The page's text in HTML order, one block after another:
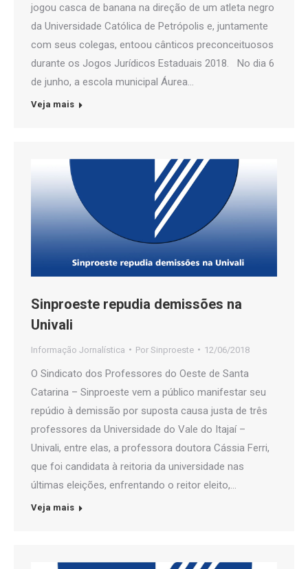
jogou casca de banana na direção de um atleta negro
da Universidade Católica de Petrópolis e, juntamente
com seus colegas, entoou cânticos preconceituosos
durante os Jogos Jurídicos Estaduais 2018. No dia 6
de junho, a escola municipal Áurea…
Veja mais
Sinproeste repudia demissões na
Univali
Informação Jornalística Por Sinproeste 12/06/2018
O Sindicato dos Professores do Oeste de Santa
Catarina – Sinproeste vem a público manifestar seu
repúdio à demissão por suposta causa justa de três
professores da Universidade do Vale do Itajaí –
Univali, entre elas, a professora doutora Cássia Ferri,
que foi candidata à reitoria da universidade nas
últimas eleições, enfrentando o reitor eleito,…
Veja mais